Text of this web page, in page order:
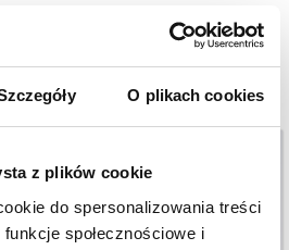
O plikach cookies
z plików cookie
do spersonalizowania treści
społecznościowe i
miejsc / regionów
niektóre emaliowane; wys. 91 cm.